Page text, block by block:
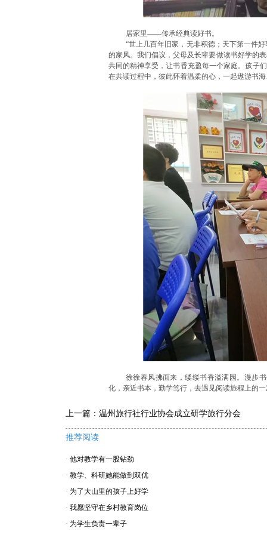
居家里——传承经典读好书。
“世上几百年旧家，无非积德；天下第一件
的家风。我们倡议，父母及长辈要做读书好学的
共同的精神享受，让书香充盈每一个家庭。孩子
在共读过程中，彼此怀着温柔的心，一起遨游书
徐徐春风拂面来，缕缕书香溢满园。漫步
化，亲近书本，勤学笃行，去遇见阅读旅程上的
上一篇： 温州旅行社行业协会成立研学旅行分会
推荐阅读
· 他对教学有一股钻劲
· 教学、科研她能做到双优
· 为了大山里的孩子上好学
· 我愿坚守在乡村教育岗位
· 为学生负责一辈子